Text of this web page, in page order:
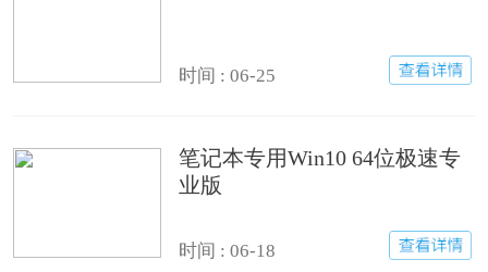
时间 : 06-25
笔记本专用Win10 64位极速专
业版
时间 : 06-18